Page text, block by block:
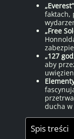
faktach,
„Free
„127
aby
ducha
Spis treści